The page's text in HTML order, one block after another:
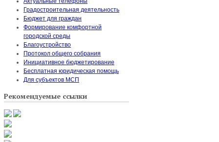
Градостроительная деятельность
Бюджет для граждан
Формирование комфортной
городской среды
Благоустройство
Протокол общего собрания
Инициативное бюджетирование
Бесплатная юридическая помощь
Для субъектов МСП
Рекомендуемые ссылки